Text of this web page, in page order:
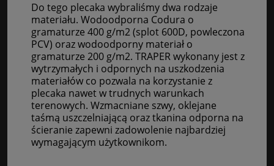
Do tego plecaka wybraliśmy dwa rodzaje
materiału. Wodoodporna Codura o
gramaturze 400 g/m2 (splot 600D, powleczona
PCV) oraz wodoodporny materiał o
gramaturze 200 g/m2. TRAPER wykonany jest z
wytrzymałych i odpornych na uszkodzenia
materiałów co pozwala na korzystanie z
plecaka nawet w trudnych warunkach
terenowych. Wzmacniane szwy, oklejane
taśmą uszczelniającą oraz tkanina odporna na
ścieranie zapewni zadowolenie najbardziej
wymagającym użytkownikom.